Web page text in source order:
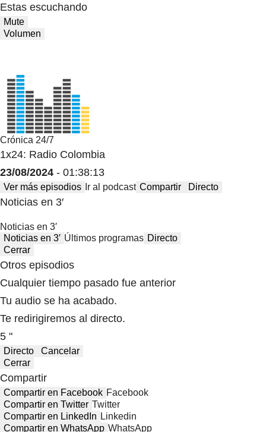
Estas escuchando
Mute
Volumen
Crónica 24/7
1x24: Radio Colombia
23/08/2024 - 01:38:13
Ver más episodios Ir al podcast Compartir Directo
Noticias en 3′
Noticias en 3′
Noticias en 3′ Últimos programas Directo
Cerrar
Otros episodios
Cualquier tiempo pasado fue anterior
Tu audio se ha acabado.
Te redirigiremos al directo.
5 "
Directo
Cancelar
Cerrar
Compartir
Compartir en Facebook Facebook
Compartir en Twitter Twitter
Compartir en LinkedIn Linkedin
Compartir en WhatsApp WhatsApp